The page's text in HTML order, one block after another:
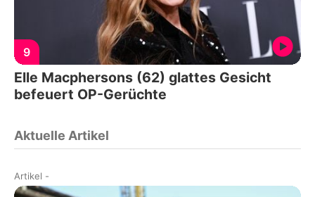
9
Elle Macphersons (62) glattes Gesicht
befeuert OP-Gerüchte
Aktuelle Artikel
Artikel -